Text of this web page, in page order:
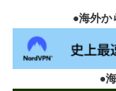
●海外か
●